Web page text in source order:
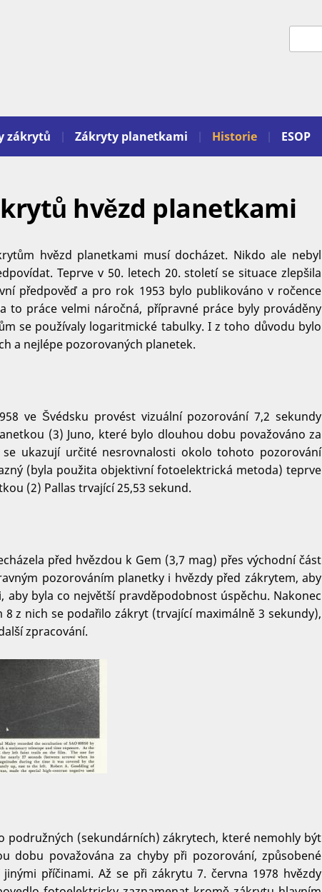
zákrytů Zákryty planetkami Historie ESOP
hvězd planetkami
hvězd planetkami musí docházet. Nikdo ale nebyl
Teprve v 50. letech 20. století se situace zlepšila
předpověď a pro rok 1953 bylo publikováno v ročence
to práce velmi náročná, přípravné práce byly prováděny
se používaly logaritmické tabulky. I z toho důvodu bylo
a nejlépe pozorovaných planetek.
ve Švédsku provést vizuální pozorování 7,2 sekundy
(3) Juno, které bylo dlouhou dobu považováno za
ukazují určité nesrovnalosti okolo tohoto pozorování
(byla použita objektivní fotoelektrická metoda) teprve
(2) Pallas trvající 25,53 sekund.
před hvězdou k Gem (3,7 mag) přes východní část
pozorováním planetky i hvězdy před zákrytem, aby
byla co největší pravděpodobnost úspěchu. Nakonec
z nich se podařilo zákryt (trvající maximálně 3 sekundy),
zpracování.
podružných (sekundárních) zákrytech, které nemohly být
dobu považována za chyby při pozorování, způsobené
příčinami. Až se při zákrytu 7. června 1978 hvězdy